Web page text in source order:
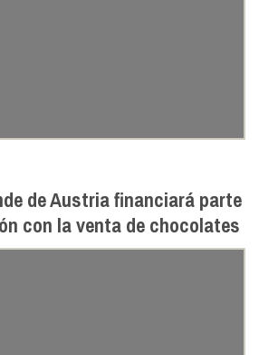
de Austria financiará parte
con la venta de chocolates